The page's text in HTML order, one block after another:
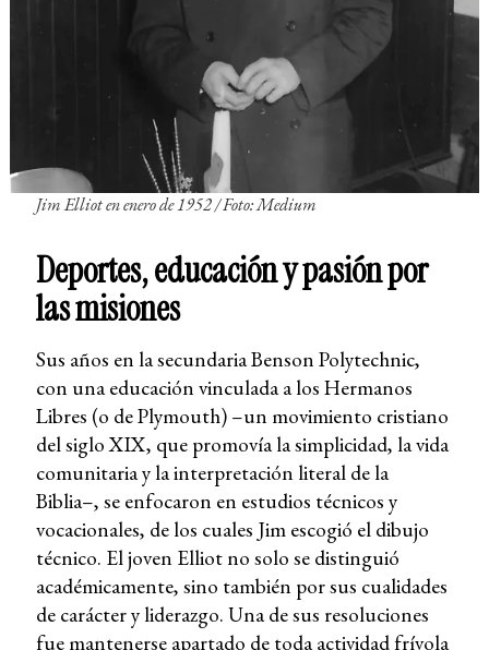
Jim Elliot en enero de 1952 / Foto: Medium
Deportes, educación y pasión por
las misiones
Sus años en la secundaria Benson Polytechnic,
con una educación vinculada a los Hermanos
Libres (o de Plymouth) –un movimiento cristiano
del siglo XIX, que promovía la simplicidad, la vida
comunitaria y la interpretación literal de la
Biblia–, se enfocaron en estudios técnicos y
vocacionales, de los cuales Jim escogió el dibujo
técnico. El joven Elliot no solo se distinguió
académicamente, sino también por sus cualidades
de carácter y liderazgo. Una de sus resoluciones
fue mantenerse apartado de toda actividad frívola